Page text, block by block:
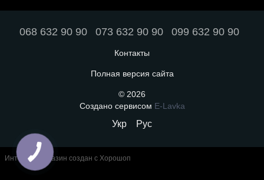
068 632 90 90 073 632 90 90 099 632 90 90
Контакты
Полная версия сайта
© 2026
Создано сервисом E-Lavka
Укр Рус
Интернет-магазин создан с Хорошоп